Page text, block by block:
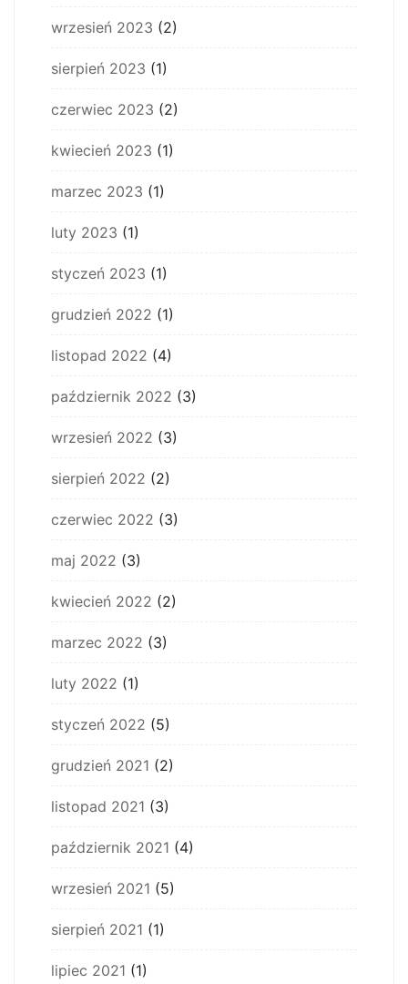
wrzesień 2023 (2)
sierpień 2023 (1)
czerwiec 2023 (2)
kwiecień 2023 (1)
marzec 2023 (1)
luty 2023 (1)
styczeń 2023 (1)
grudzień 2022 (1)
listopad 2022 (4)
październik 2022 (3)
wrzesień 2022 (3)
sierpień 2022 (2)
czerwiec 2022 (3)
maj 2022 (3)
kwiecień 2022 (2)
marzec 2022 (3)
luty 2022 (1)
styczeń 2022 (5)
grudzień 2021 (2)
listopad 2021 (3)
październik 2021 (4)
wrzesień 2021 (5)
sierpień 2021 (1)
lipiec 2021 (1)